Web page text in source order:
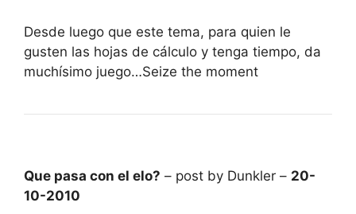
Desde luego que este tema, para quien le
gusten las hojas de cálculo y tenga tiempo, da
muchísimo juego…Seize the moment
Que pasa con el elo? – post by Dunkler – 20-
10-2010